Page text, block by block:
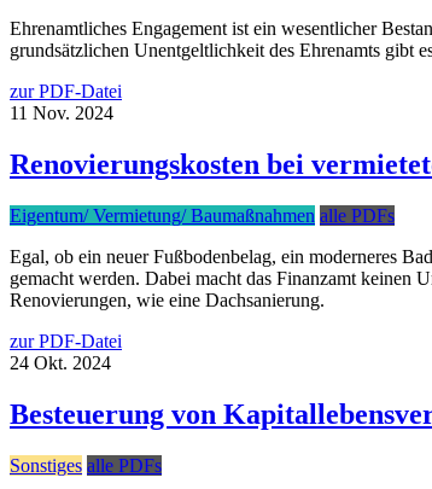
Ehrenamtliches Engagement ist ein wesentlicher
grundsätzlichen Unentgeltlichkeit des Ehrenamts gibt
zur PDF-Datei
11 Nov. 2024
Renovierungskosten bei
Eigentum/ Vermietung/ Baumaßnahmen alle PDFs
Egal, ob ein neuer Fußbodenbelag, ein moderneres
gemacht werden. Dabei macht das Finanzamt keinen
Renovierungen, wie eine Dachsanierung.
zur PDF-Datei
24 Okt. 2024
Besteuerung von
Sonstiges alle PDFs